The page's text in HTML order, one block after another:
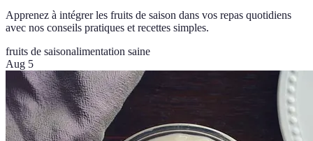
Apprenez à intégrer les fruits de saison dans vos repas quotidiens
avec nos conseils pratiques et recettes simples.
fruits de saisonalimentation saine
Aug 5